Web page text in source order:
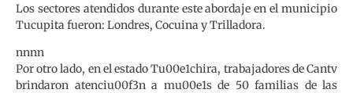
Los sectores atendidos durante este abordaje en el municipio
Tucupita fueron: Londres, Cocuina y Trilladora.
nnnn
Por otro lado, en el estado Tu00e1chira, trabajadores de Cantv
brindaron atenciu00f3n a mu00e1s de 50 familias de las